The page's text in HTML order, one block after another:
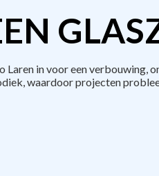
in voor een verbouwing,
waardoor projecten